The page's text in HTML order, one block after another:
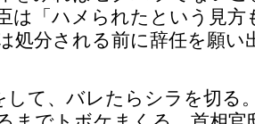
は「ハメられたという見
処分される前に辞任を願い
して、バレたらシラを切る